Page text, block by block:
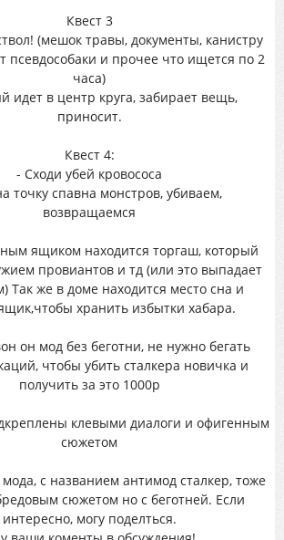
Квест 3
(мешок травы, документы, канистру
псевдособаки и прочее что ищется по 2
часа)
идет в центр круга, забирает вещь,
приносит.
Квест 4:
- Сходи убей кровососа
точку спавна монстров, убиваем,
возвращаемся
ящиком находится торгаш, который
провиантов и тд (или это выпадает
Так же в доме находится место сна и
хранить избытки хабара.
он мод без беготни, не нужно бегать
чтобы убить сталкера новичка и
получить за это 1000р
клевыми диалоги и офигенным
сюжетом
мода, с названием антимод сталкер, тоже
сюжетом но с беготней. Если
интересно, могу поделться.